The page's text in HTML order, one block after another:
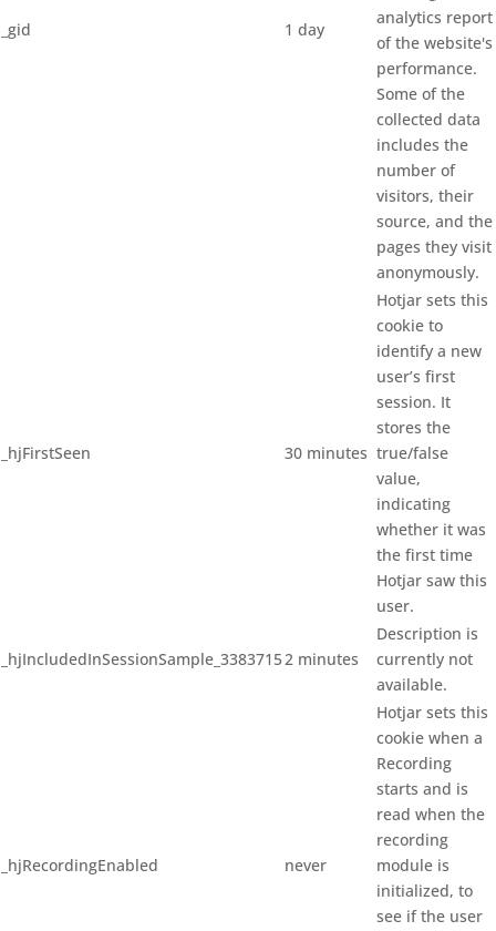
_gid 1 day
analytics report
of the website's
performance.
Some of the
collected data
includes the
number of
visitors, their
source, and the
pages they visit
anonymously.
_hjFirstSeen 30 minutes
Hotjar sets this
cookie to
identify a new
user’s first
session. It
stores the
true/false
value,
indicating
whether it was
the first time
Hotjar saw this
user.
_hjIncludedInSessionSample_33837152 minutes
Description is
currently not
available.
_hjRecordingEnabled never
Hotjar sets this
cookie when a
Recording
starts and is
read when the
recording
module is
initialized, to
see if the user